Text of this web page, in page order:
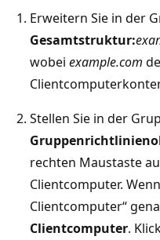
Erweitern Sie in der
Gesamtstruktur:
wobei example.com
Stellen Sie in der
rechten Maustaste
Clientcomputer.
Clientcomputer“
Clientcomputer.